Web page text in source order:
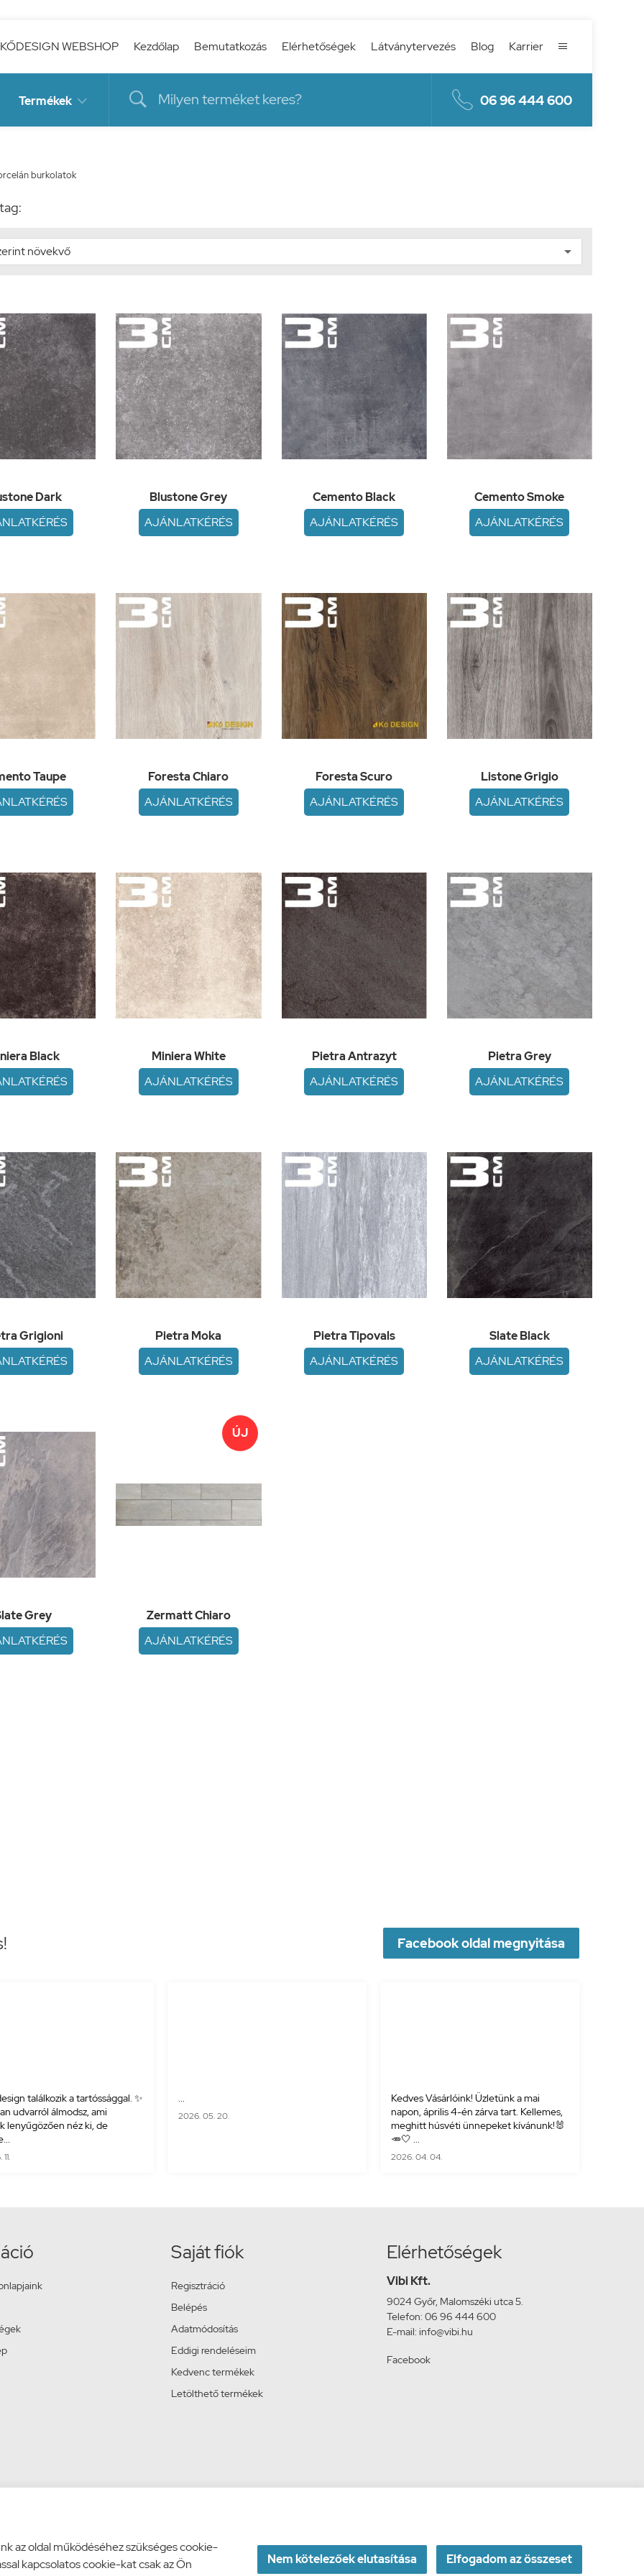
az oldal működéséhez szükséges cookie-
kapcsolatos cookie-kat csak az Ön
Nem kötelezőek elutasítása Elfogadom az összeset
KŐDESIGN WEBSHOP Kezdőlap Bemutatkozás Elérhetőségek Látványtervezés Blog Karrier 
Termékek    06 96 444 600
burkolatok
Dark
Blustone Grey
AJÁNLATKÉRÉS
Cemento Black
AJÁNLATKÉRÉS
Cemento Smoke
AJÁNLATKÉRÉS
Taupe
Foresta Chiaro
AJÁNLATKÉRÉS
Foresta Scuro
AJÁNLATKÉRÉS
Listone Grigio
AJÁNLATKÉRÉS
Black
Miniera White
AJÁNLATKÉRÉS
Pietra Antrazyt
AJÁNLATKÉRÉS
Pietra Grey
AJÁNLATKÉRÉS
Grigioni
Pietra Moka
AJÁNLATKÉRÉS
Pietra Tipovals
AJÁNLATKÉRÉS
Slate Black
AJÁNLATKÉRÉS
Grey
ÚJ
Zermatt Chiaro
AJÁNLATKÉRÉS
Facebook oldal megnyitása
találkozik a tartóssággal. ✨
udvarról álmodsz, ami
lenyűgözően néz ki, de
...
2026. 05. 20.
Kedves Vásárlóink! Üzletünk a mai
napon, április 4-én zárva tart. Kellemes,
meghitt húsvéti ünnepeket kívánunk!🐰
🥕🤍 ...
2026. 04. 04.
Saját fiók
Regisztráció
Belépés
Adatmódosítás
Eddigi rendeléseim
Kedvenc termékek
Letölthető termékek
Elérhetőségek
Vibi Kft.
9024 Győr, Malomszéki utca 5.
Telefon: 06 96 444 600
E-mail: info@vibi.hu
Facebook